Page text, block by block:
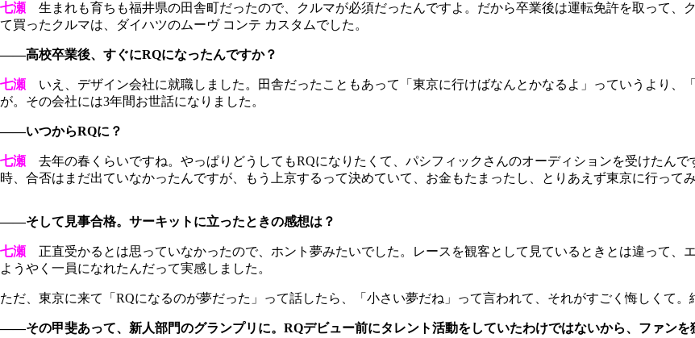
七瀬 生まれも育ちも福井県の田舎町だったので、クルマが必須だったんですよ。だから卒業後は運転免許を取って、
て買ったクルマは、ダイハツのムーヴ コンテ カスタムでした。
――高校卒業後、すぐにRQになったんですか？
七瀬 いえ、デザイン会社に就職しました。田舎だったこともあって「東京に行けばなんとかなるよ」っていうより、
が。その会社には3年間お世話になりました。
――いつからRQに？
七瀬 去年の春くらいですね。やっぱりどうしてもRQになりたくて、パシフィックさんのオーディションを受けたん
時、合否はまだ出ていなかったんですが、もう上京するって決めていて、お金もたまったし、とりあえず東京に行ってみ
――そして見事合格。サーキットに立ったときの感想は？
七瀬 正直受かるとは思っていなかったので、ホント夢みたいでした。レースを観客として見ているときとは違って、
ようやく一員になれたんだって実感しました。
ただ、東京に来て「RQになるのが夢だった」って話したら、「小さい夢だね」って言われて、それがすごく悔しくて。
――その甲斐あって、新人部門のグランプリに。RQデビュー前にタレント活動をしていたわけではないから、ファンを